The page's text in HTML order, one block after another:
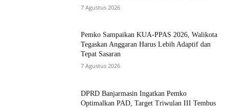
7 Agustus 2026
Pemko Sampaikan KUA-PPAS 2026, Walikota
Tegaskan Anggaran Harus Lebih Adaptif dan
Tepat Sasaran
7 Agustus 2026
DPRD Banjarmasin Ingatkan Pemko
Optimalkan PAD, Target Triwulan III Tembus